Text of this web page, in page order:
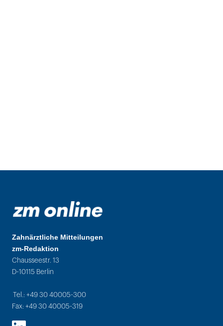
Zahnärztliche Mitteilungen
zm-Redaktion
Chausseestr. 13
D-10115 Berlin
Tel.: +49 30 40005-300
Fax: +49 30 40005-319